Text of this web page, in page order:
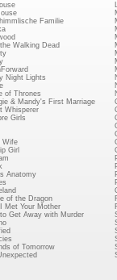
Familie
Walking Dead
Night Lights
of Thrones
& Mandy's First Marriage
Whisperer
Girls
Wife
Girl
Anatomy
of the Dragon
Met Your Mother
Get Away with Murder
of Tomorrow